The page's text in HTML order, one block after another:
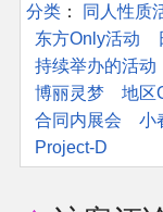
分类 ：​ 同人性质
东方Only活动
持续举办的活动
博丽灵梦
地区
合同内展会
小
Project-D